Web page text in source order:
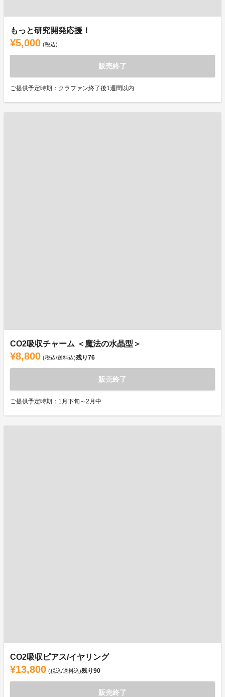
もっと研究開発応援！
¥5,000 (税込)
販売終了
ご提供予定時期：クラファン終了後1週間以内
CO2吸収チャーム ＜魔法の水晶型＞
¥8,800 (税込/送料込)残り76
販売終了
ご提供予定時期：1月下旬～2月中
CO2吸収ピアス/イヤリング
¥13,800 (税込/送料込)残り90
販売終了